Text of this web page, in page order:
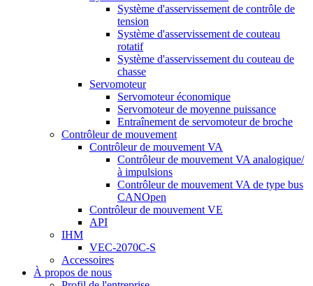
Système d'asservissement de contrôle de
tension
Système d'asservissement de couteau
rotatif
Système d'asservissement du couteau de
chasse
Servomoteur
Servomoteur économique
Servomoteur de moyenne puissance
Entraînement de servomoteur de broche
Contrôleur de mouvement
Contrôleur de mouvement VA
Contrôleur de mouvement VA analogique/
à impulsions
Contrôleur de mouvement VA de type bus
CANOpen
Contrôleur de mouvement VE
API
IHM
VEC-2070C-S
Accessoires
À propos de nous